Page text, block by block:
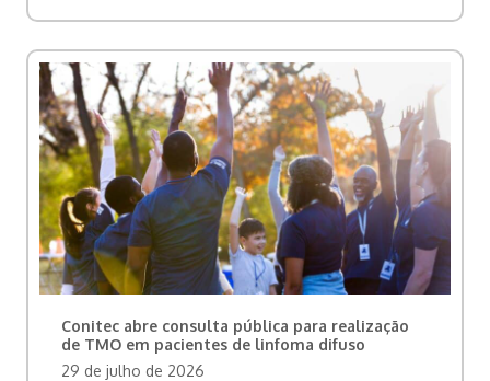
Conitec abre consulta pública para realização
de TMO em pacientes de linfoma difuso
29 de julho de 2026